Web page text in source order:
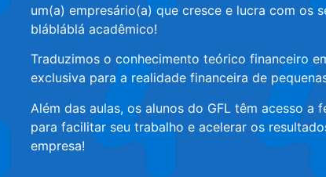
um(a) empresário(a) que cresce e lucra com os
blábláblá acadêmico!
Traduzimos o conhecimento teórico financeiro
exclusiva para a realidade financeira de
Além das aulas, os alunos do GFL têm acesso a
para facilitar seu trabalho e acelerar os
empresa!